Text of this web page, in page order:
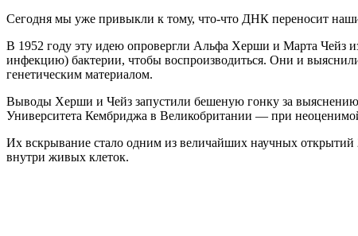
Сегодня мы уже привыкли к тому, что-что ДНК переносит
В 1952 году эту идею опровергли Альфа Херши и Марта Чейз
инфекцию) бактерии, чтобы воспроизводиться. Они и
генетическим материалом.
Выводы Херши и Чейз запустили бешеную гонку за
Университета Кембриджа в Великобритании — при
Их вскрывание стало одним из величайших научных открытий
внутри живых клеток.